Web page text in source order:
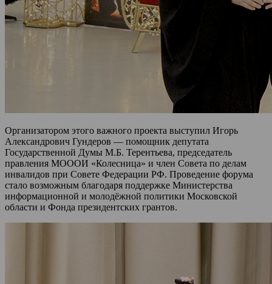
Организатором этого важного проекта выступил Игорь
Александрович Гундеров — помощник депутата
Государственной Думы М.Б. Терентьева, председатель
правления МОООИ «Колесница» и член Совета по делам
инвалидов при Совете Федерации РФ. Проведение форума
стало возможным благодаря поддержке Министерства
информационной и молодёжной политики Московской
области и Фонда президентских грантов.